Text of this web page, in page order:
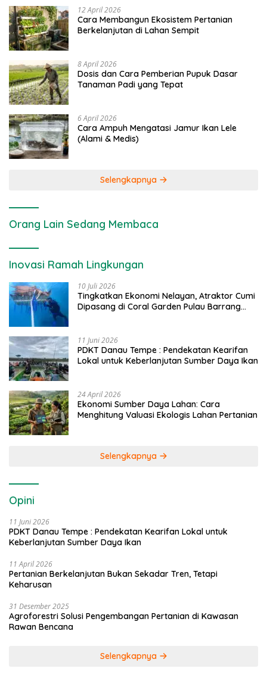
12 April 2026
Cara Membangun Ekosistem Pertanian
Berkelanjutan di Lahan Sempit
8 April 2026
Dosis dan Cara Pemberian Pupuk Dasar
Tanaman Padi yang Tepat
6 April 2026
Cara Ampuh Mengatasi Jamur Ikan Lele
(Alami & Medis)
Selengkapnya
Orang Lain Sedang Membaca
Inovasi Ramah Lingkungan
10 Juli 2026
Tingkatkan Ekonomi Nelayan, Atraktor Cumi
Dipasang di Coral Garden Pulau Barrang
11 Juni 2026
PDKT Danau Tempe : Pendekatan Kearifan
Lokal untuk Keberlanjutan Sumber Daya Ikan
24 April 2026
Ekonomi Sumber Daya Lahan: Cara
Menghitung Valuasi Ekologis Lahan Pertanian
Selengkapnya
Opini
11 Juni 2026
PDKT Danau Tempe : Pendekatan Kearifan Lokal untuk
Keberlanjutan Sumber Daya Ikan
11 April 2026
Pertanian Berkelanjutan Bukan Sekadar Tren, Tetapi
Keharusan
31 Desember 2025
Agroforestri Solusi Pengembangan Pertanian di Kawasan
Rawan Bencana
Selengkapnya